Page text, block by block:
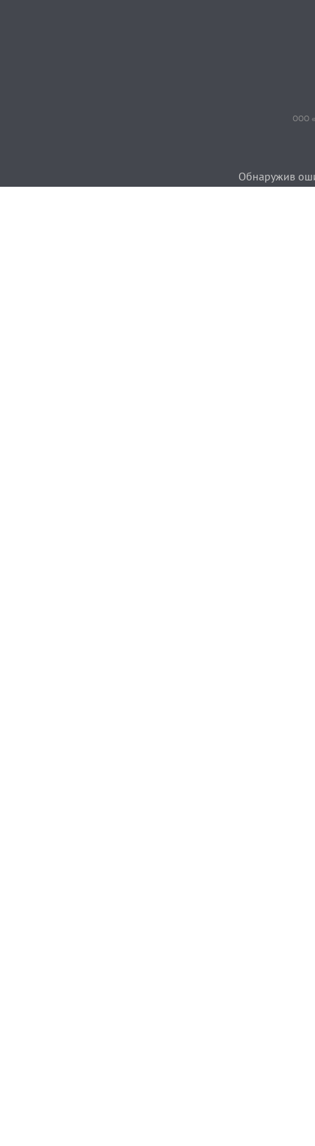
ООО
Обнаружив